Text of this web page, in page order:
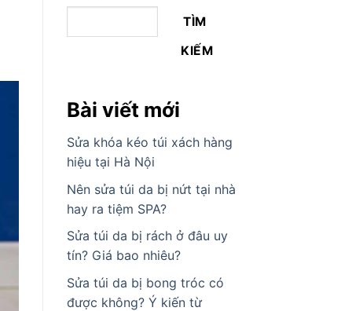
TÌM
KIẾM
Bài viết mới
Sửa khóa kéo túi xách hàng
hiệu tại Hà Nội
Nên sửa túi da bị nứt tại nhà
hay ra tiệm SPA?
Sửa túi da bị rách ở đâu uy
tín? Giá bao nhiêu?
Sửa túi da bị bong tróc có
được không? Ý kiến từ